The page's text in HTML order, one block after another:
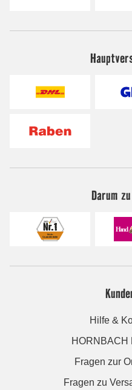
Darum zu
Hilfe &
HORNBACH
Fragen zur
Fragen zu